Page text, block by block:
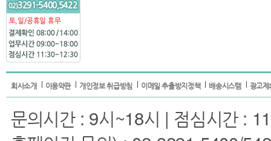
회사소개 이용약관 개인정보 취급방침 이메일 추출방지정책 배송시스템 광고
문의시간 : 9시~18시 | 점심시간 :